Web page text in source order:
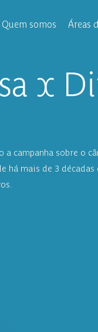
Quem somos Áreas
x
campanha sobre o
há mais de 3